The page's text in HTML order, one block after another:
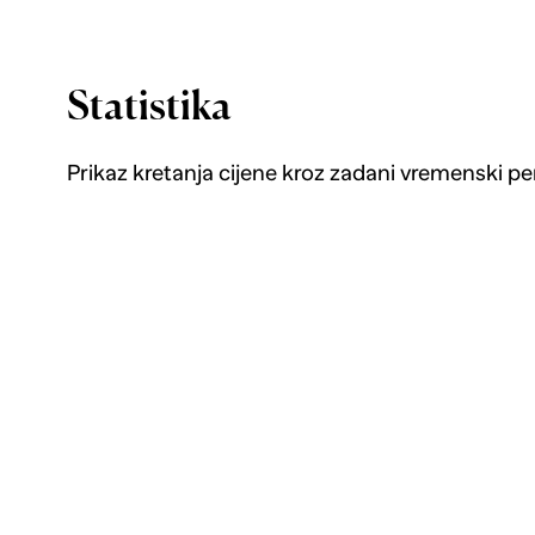
Statistika
Prikaz kretanja cijene kroz zadani vremenski